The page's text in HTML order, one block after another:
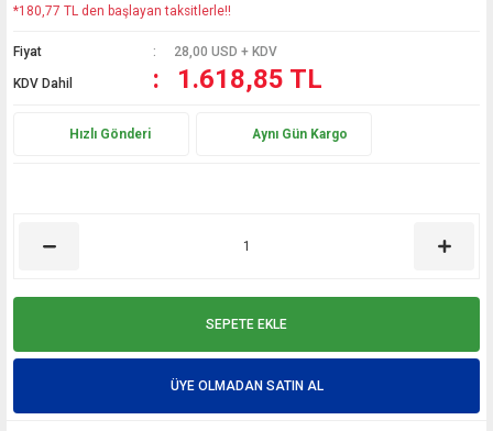
*180,77 TL den başlayan taksitlerle!!
Fiyat 28,00 USD + KDV
KDV Dahil 1.618,85 TL
Hızlı Gönderi Aynı Gün Kargo
SEPETE EKLE
ÜYE OLMADAN SATIN AL